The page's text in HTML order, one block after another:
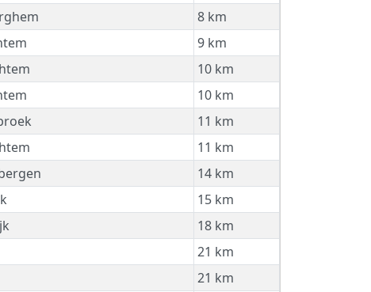
8 km
9 km
10 km
10 km
11 km
11 km
14 km
15 km
18 km
21 km
21 km